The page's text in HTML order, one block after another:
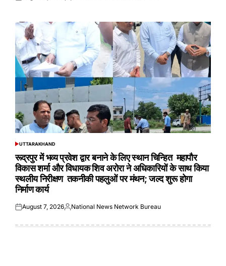
POSTED
UTTARAKHAND
रूद्रपुर में भव्य प्रवेश द्वार बनाने के लिए स्थान चिन्हित महापौर
विकास शर्मा और विधायक शिव अरोरा ने अधिकारियों के साथ किया
स्थलीय निरीक्षण तकनीकी पहलुओं पर मंथन; जल्द शुरू होगा
निर्माण कार्य
Posted
August 7, 2026Posted
National News Network Bureau